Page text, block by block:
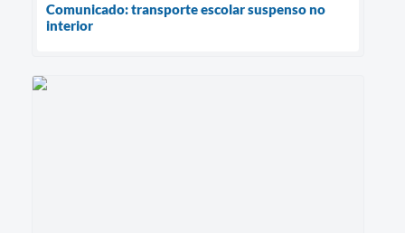
Comunicado: transporte escolar suspenso no
interior